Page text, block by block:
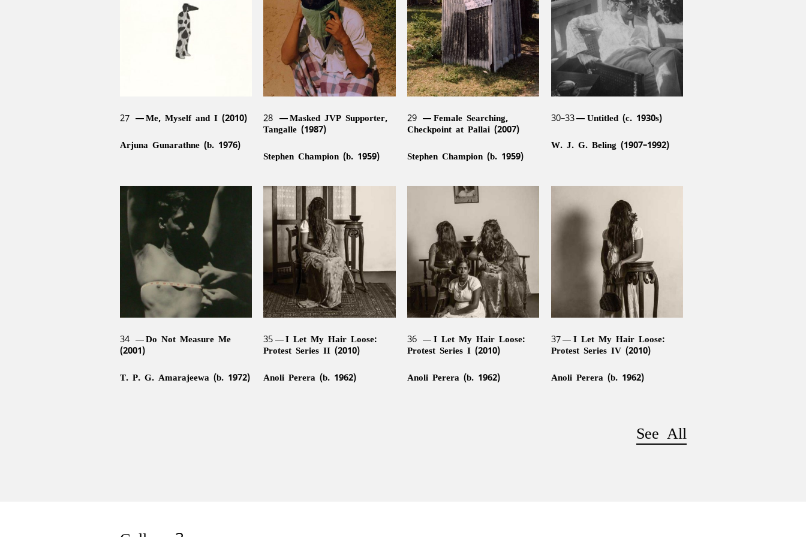
Sanjana Hattotuwa (b. 1977),
Asanga Welikala (b. 1976)
Chandraguptha Thenuwara (b.
1960), Jagath Weerasinghe (b.
1954)
27 Me, Myself and I (2010)
Arjuna Gunarathne (b. 1976)
28
Masked JVP Supporter,
Tangalle (1987)
Stephen Champion (b. 1959)
29
Female Searching,
Checkpoint at Pallai (2007)
Stephen Champion (b. 1959)
30–33 Untitled (c. 1930s)
W. J. G. Beling (1907–1992)
34
Do Not Measure Me
(2001)
T. P. G. Amarajeewa (b. 1972)
35
I Let My Hair Loose:
Protest Series II (2010)
Anoli Perera (b. 1962)
36
I Let My Hair Loose:
Protest Series I (2010)
Anoli Perera (b. 1962)
37
I Let My Hair Loose:
Protest Series IV (2010)
Anoli Perera (b. 1962)
See All